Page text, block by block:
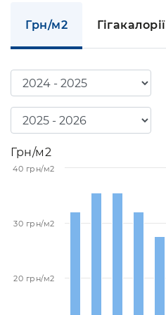
Грн/м2 Гігакалорії
Грн/м2
20 грн/м2
30 грн/м2
40 грн/м2